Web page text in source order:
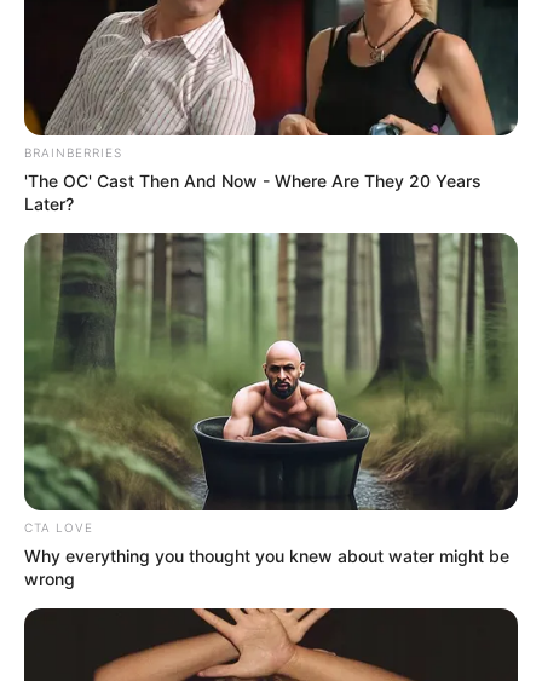
Will You Survive? 10 Things To Keep In Your
Emergency Kit
Brainberries
Meet The 6 Legendary Child Actors Who Became
Real Life Criminals